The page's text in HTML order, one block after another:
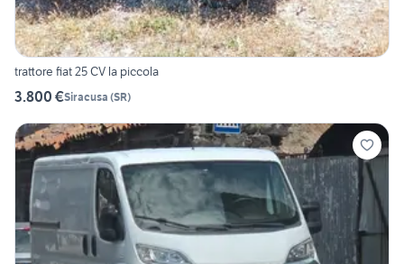
trattore fiat 25 CV la piccola
3.800 €Siracusa (SR)